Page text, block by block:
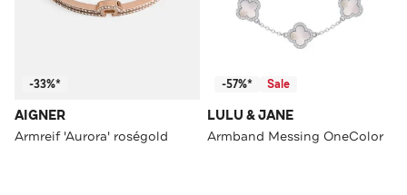
-33%*
AIGNER
Armreif 'Aurora' roségold
-57%* Sale
LULU & JANE
Armband Messing OneColor